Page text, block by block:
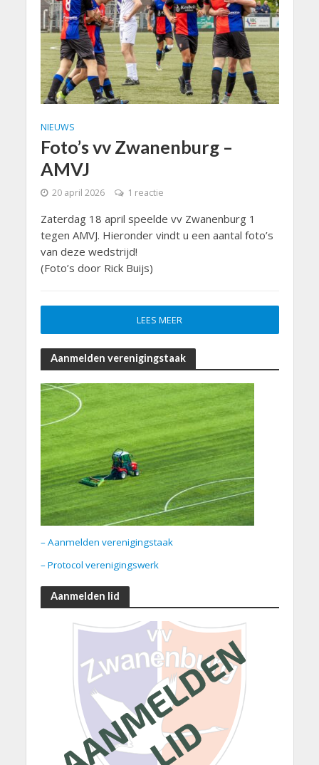
NIEUWS
Foto’s vv Zwanenburg –
AMVJ
20 april 2026 1 reactie
Zaterdag 18 april speelde vv Zwanenburg 1
tegen AMVJ. Hieronder vindt u een aantal foto’s
van deze wedstrijd!
(Foto’s door Rick Buijs)
LEES MEER
Aanmelden verenigingstaak
– Aanmelden verenigingstaak
– Protocol verenigingswerk
Aanmelden lid